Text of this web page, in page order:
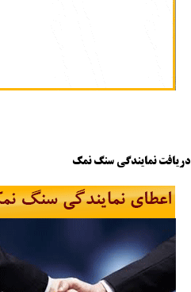
دریافت نمایندگی سنگ نمک